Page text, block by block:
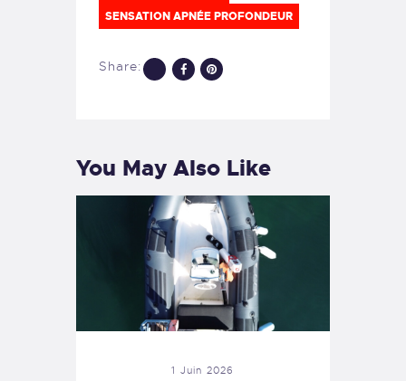
SENSATION APNÉE PROFONDEUR
Share:
You May Also Like
1 Juin 2026